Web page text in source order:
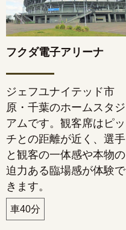
フクダ電子アリーナ
ジェフユナイテッド市
原・千葉のホームスタジ
アムです。観客席はピッ
チとの距離が近く、選手
と観客の一体感や本物の
迫力ある臨場感が体験で
きます。
車40分